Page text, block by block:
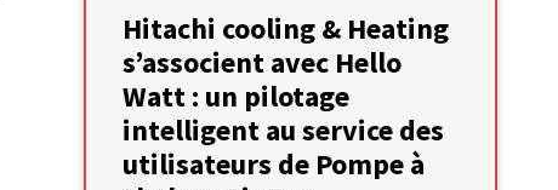
Hitachi cooling & Heating
s’associent avec Hello
Watt : un pilotage
intelligent au service des
utilisateurs de Pompe à